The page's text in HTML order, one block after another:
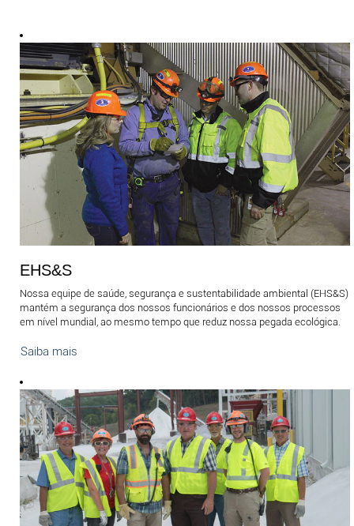
EHS&S
Nossa equipe de saúde, segurança e sustentabilidade ambiental (EHS&S)
mantém a segurança dos nossos funcionários e dos nossos processos
em nível mundial, ao mesmo tempo que reduz nossa pegada ecológica.
Saiba mais